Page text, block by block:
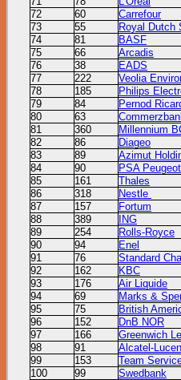
72
60 Carrefour
73
55 Royal Dutch
74
81 BASF
75
66 Arcadis
76
38 EADS
77
222 Veolia
78
185 Philips
79
84 Pernod
80
63
81
360 Millennium
82
86 Diageo
83
89 Azimut
84
90 PSA
85
161 Thales
86
318 Nestle
87
157 Fortum
88
389 ING
89
254 Rolls-Royce
90
94 Enel
91
76 Standard
92
162 KBC
93
176 Air Liquide
94
69 Marks &
95
75 British
96
152 DnB NOR
97
166 Greenwich
98
91 Alcatel-
99
153 Team
100
99 Swedbank